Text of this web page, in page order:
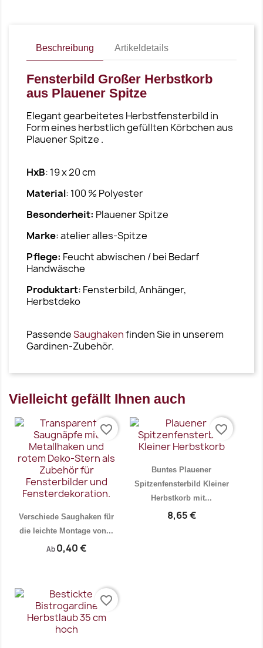
Beschreibung Artikeldetails
Fensterbild Großer Herbstkorb
aus Plauener Spitze
Elegant gearbeitetes Herbstfensterbild in
Form eines herbstlich gefüllten Körbchen aus
Plauener Spitze .
HxB: 19 x 20 cm
Material: 100 % Polyester
Besonderheit: Plauener Spitze
Marke: atelier alles-Spitze
Pflege: Feucht abwischen / bei Bedarf
Handwäsche
Produktart: Fensterbild, Anhänger,
Herbstdeko
PassendeSaughakenfinden Sie in unserem
Gardinen-Zubehör.
Vielleicht gefällt Ihnen auch
Verschiede Saughaken für
die leichte Montage von...
Ab 0,40 €
favorite_border
Buntes Plauener
Spitzenfensterbild Kleiner
Herbstkorb mit...
8,65 €
favorite_border
favorite_border